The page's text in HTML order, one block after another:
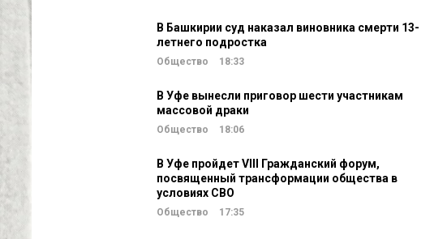
В Башкирии суд наказал виновника смерти 13-
летнего подростка
Общество 18:33
В Уфе вынесли приговор шести участникам
массовой драки
Общество 18:06
В Уфе пройдет VIII Гражданский форум,
посвященный трансформации общества в
условиях СВО
Общество 17:35